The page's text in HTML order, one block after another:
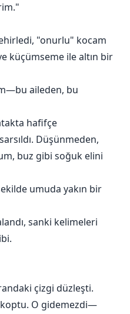
"onurlu" kocam
küçümseme ile altın bir
aileden, bu
hafifçe
Düşünmeden,
buz gibi soğuk elini
umuda yakın bir
sanki kelimeleri
çizgi düzleşti.
koptu. O gidemezdi—